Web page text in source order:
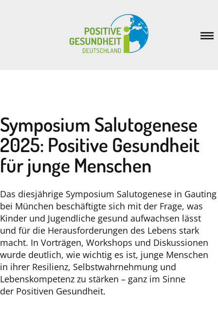
Positive Gesundheit
Netzwerk
Verein
Mitmachen
Symposium Salutogenese
2025: Positive Gesundheit
für junge Menschen
Das diesjährige Symposium Salutogenese in Gauting
bei München beschäftigte sich mit der Frage, was
Kinder und Jugendliche gesund aufwachsen lässt
und für die Herausforderungen des Lebens stark
macht. In Vorträgen, Workshops und Diskussionen
wurde deutlich, wie wichtig es ist, junge Menschen
in ihrer Resilienz, Selbstwahrnehmung und
Lebenskompetenz zu stärken – ganz im Sinne
der Positiven Gesundheit.